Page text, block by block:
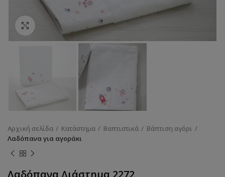
Κάντε κλικ για να μεγεθύνετε
Αρχική σελίδα Κατάστημα Βαπτιστικά
Βάπτιση αγόρι
Λαδόπανα για αγοράκι